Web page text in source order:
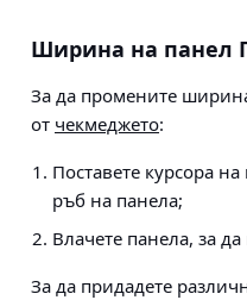
Ширина на панел
За да промените
от чекмеджето:
Поставете курсора
ръб на панела;
Влачете панела, за
За да придадете